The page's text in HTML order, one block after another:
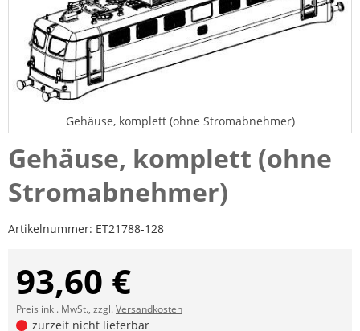
Gehäuse, komplett (ohne Stromabnehmer)
Gehäuse, komplett (ohne
Stromabnehmer)
Artikelnummer: ET21788-128
93,60 €
Preis inkl. MwSt., zzgl.Versandkosten
zurzeit nicht lieferbar